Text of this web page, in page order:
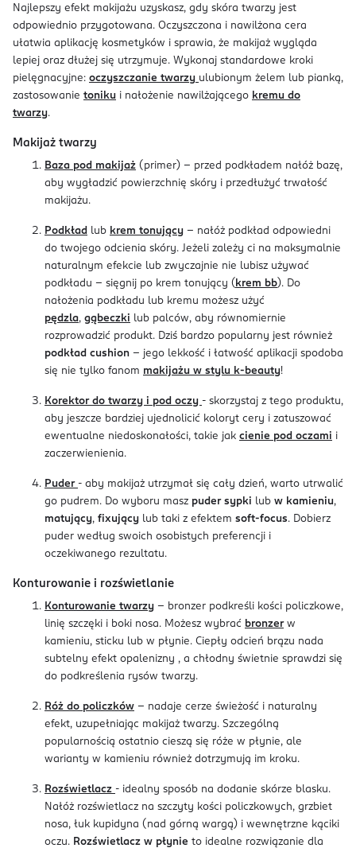
Najlepszy efekt makijażu uzyskasz, gdy skóra twarzy jest
odpowiednio przygotowana. Oczyszczona i nawilżona cera
ułatwia aplikację kosmetyków i sprawia, że makijaż wygląda
lepiej oraz dłużej się utrzymuje. Wykonaj standardowe kroki
pielęgnacyjne: oczyszczanie twarzy ulubionym żelem lub pianką,
zastosowanie toniku i nałożenie nawilżającego kremu do
twarzy.
Makijaż twarzy
Baza pod makijaż (primer) - przed podkładem nałóż bazę,
aby wygładzić powierzchnię skóry i przedłużyć trwałość
makijażu.
Podkład lub krem tonujący - nałóż podkład odpowiedni
do twojego odcienia skóry. Jeżeli zależy ci na maksymalnie
naturalnym efekcie lub zwyczajnie nie lubisz używać
podkładu - sięgnij po krem tonujący ( krem bb). Do
nałożenia podkładu lub kremu możesz użyć
pędzla, gąbeczki lub palców, aby równomiernie
rozprowadzić produkt. Dziś bardzo popularny jest również
podkład cushion - jego lekkość i łatwość aplikacji spodoba
się nie tylko fanom makijażu w stylu k-beauty!
Korektor do twarzy i pod oczy - skorzystaj z tego produktu,
aby jeszcze bardziej ujednolicić koloryt cery i zatuszować
ewentualne niedoskonałości, takie jak cienie pod oczami i
zaczerwienienia.
Puder - aby makijaż utrzymał się cały dzień, warto utrwalić
go pudrem. Do wyboru masz puder sypki lub w kamieniu,
matujący, fixujący lub taki z efektem soft-focus. Dobierz
puder według swoich osobistych preferencji i
oczekiwanego rezultatu.
Konturowanie i rozświetlanie
Konturowanie twarzy - bronzer podkreśli kości policzkowe,
linię szczęki i boki nosa. Możesz wybrać bronzerw
kamieniu, sticku lub w płynie. Ciepły odcień brązu nada
subtelny efekt opalenizny , a chłodny świetnie sprawdzi się
do podkreślenia rysów twarzy.
Róż do policzków - nadaje cerze świeżość i naturalny
efekt, uzupełniając makijaż twarzy. Szczególną
popularnością ostatnio cieszą się róże w płynie, ale
warianty w kamieniu również dotrzymują im kroku.
Rozświetlacz - idealny sposób na dodanie skórze blasku.
Nałóż rozświetlacz na szczyty kości policzkowych, grzbiet
nosa, łuk kupidyna (nad górną wargą) i wewnętrzne kąciki
oczu. Rozświetlacz w płynie to idealne rozwiązanie dla